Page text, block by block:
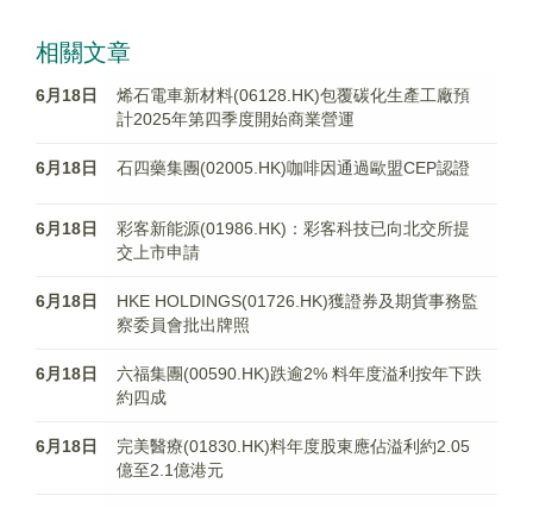
相關文章
6月18日
烯石電車新材料(06128.HK)包覆碳化生產工廠預
計2025年第四季度開始商業營運
6月18日 石四藥集團(02005.HK)咖啡因通過歐盟CEP認證
6月18日
彩客新能源(01986.HK)：彩客科技已向北交所提
交上市申請
6月18日
HKE HOLDINGS(01726.HK)獲證券及期貨事務監
察委員會批出牌照
6月18日
六福集團(00590.HK)跌逾2% 料年度溢利按年下跌
約四成
6月18日
完美醫療(01830.HK)料年度股東應佔溢利約2.05
億至2.1億港元